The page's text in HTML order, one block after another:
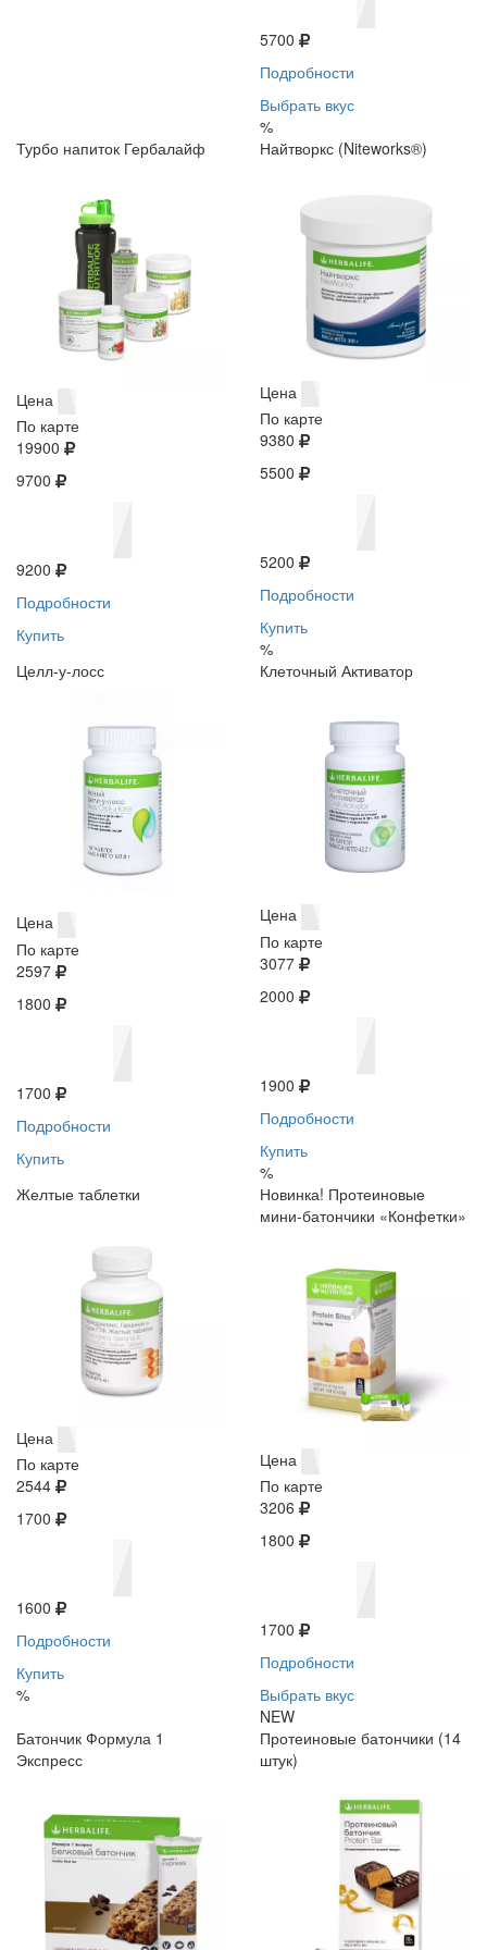
5700
Подробности
Выбрать вкус
%
Турбо напиток Гербалайф
Цена
По карте
19900
9700
9200
Подробности
Купить
Найтворкс (Niteworks®)
Цена
По карте
9380
5500
5200
Подробности
Купить
%
Целл-у-лосс
Цена
По карте
2597
1800
1700
Подробности
Купить
Клеточный Активатор
Цена
По карте
3077
2000
1900
Подробности
Купить
%
Желтые таблетки
Цена
По карте
2544
1700
1600
Подробности
Купить
%
Новинка! Протеиновые
мини-батончики «Конфетки»
Цена
По карте
3206
1800
1700
Подробности
Выбрать вкус
NEW
Батончик Формула 1
Экспресс
Протеиновые батончики (14
штук)